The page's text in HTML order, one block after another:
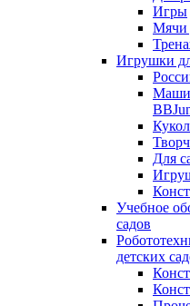
Игры
Мячи
Игрушки
Для
Учебное
садов
детских